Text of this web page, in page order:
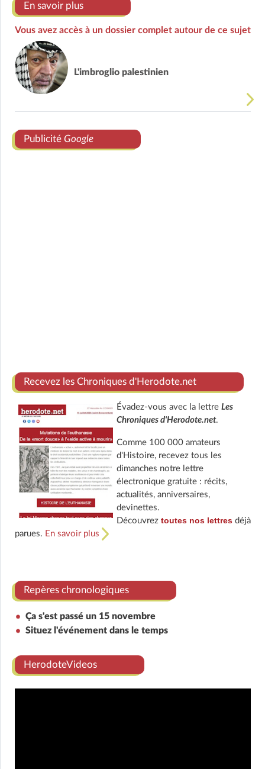
En savoir plus
Vous avez accès à un dossier complet autour de ce sujet
L'imbroglio palestinien
Publicité Google
Recevez les Chroniques d'Herodote.net
Évadez-vous avec la lettre Les
Chroniques d'Herodote.net.
Comme 100 000 amateurs
d'Histoire, recevez tous les
dimanches notre lettre
électronique gratuite : récits,
actualités, anniversaires,
devinettes.
Découvrez toutes nos lettresdéjà
parues. En savoir plus
Repères chronologiques
Ça s'est passé un 15 novembre
Situez l'événement dans le temps
HerodoteVideos